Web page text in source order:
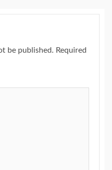
be published. Required